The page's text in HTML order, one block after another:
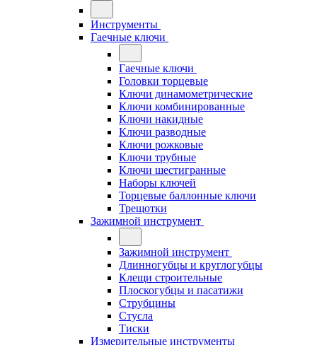
Инструменты
Гаечные ключи
Гаечные ключи
Головки торцевые
Ключи динамометрические
Ключи комбинированные
Ключи накидные
Ключи разводные
Ключи рожковые
Ключи трубные
Ключи шестигранные
Наборы ключей
Торцевые баллонные ключи
Трещотки
Зажимной инструмент
Зажимной инструмент
Длинногубцы и круглогубцы
Клещи строительные
Плоскогубцы и пасатижи
Струбцины
Стусла
Тиски
Измерительные инструменты